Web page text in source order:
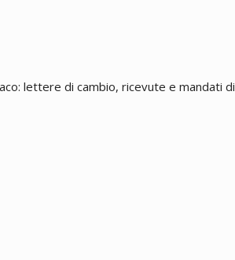
lettere di cambio, ricevute e mandati di